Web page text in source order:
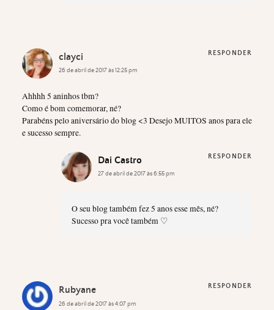
clayci
26 de abril de 2017 às 12:25 pm
Ahhhh 5 aninhos tbm?
Como é bom comemorar, né?
Parabéns pelo aniversário do blog <3 Desejo MUITOS anos para ele
e sucesso sempre.
RESPONDER
Dai Castro
27 de abril de 2017 às 6:55 pm
O seu blog também fez 5 anos esse mês, né?
Sucesso pra você também ♡
RESPONDER
Rubyane
26 de abril de 2017 às 4:07 pm
RESPONDER